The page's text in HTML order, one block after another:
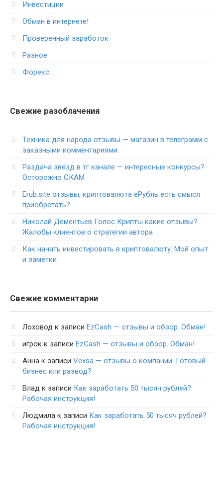
Инвестиции
Обман в интернете!
Проверенный заработок
Разное
Форекс
Свежие разоблачения
Техника для народа отзывы — магазин в телеграмм с
заказными комментариями
Раздача звёзд в тг канале — интересные конкурсы?
Осторожно СКАМ
Erub.site отзывы, криптовалюта еРубль есть смысл
приобретать?
Николай Дементьев Голос Крипты какие отзывы?
Жалобы клиентов о стратегии автора
Как начать инвестировать в криптовалюту. Мой опыт
и заметки
Свежие комментарии
Лоховод к записи EzCash — отзывы и обзор. Обман!
игрок к записи EzCash — отзывы и обзор. Обман!
Анна к записи Vexsa — отзывы о компании. Готовый
бизнес или развод?
Влад к записи Как заработать 50 тысяч рублей?
Рабочая инструкция!
Людмила к записи Как заработать 50 тысяч рублей?
Рабочая инструкция!